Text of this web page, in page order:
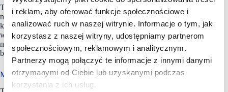
i reklam, aby oferować funkcje społecznościowe i
analizować ruch w naszej witrynie. Informacje o tym, jak
korzystasz z naszej witryny, udostępniamy partnerom
społecznościowym, reklamowym i analitycznym.
Partnerzy mogą połączyć te informacje z innymi danymi
otrzymanymi od Ciebie lub uzyskanymi podczas
korzystania z ich usług.
To wszystko sprawia, że święta w wersji pet są już
nie epizodem, lecz stałym elementem rynku. Branża,
która jeszcze kilka lat temu koncentrowała się przede
wszystkim na produktach podstawowych, dziś musi reagować
na oczekiwania konsumentów, którzy chcą, by ich zwierzęta
były pełnoprawnymi uczestnikami świątecznych tradycji.
Maxi Zoo ma 168 placówek